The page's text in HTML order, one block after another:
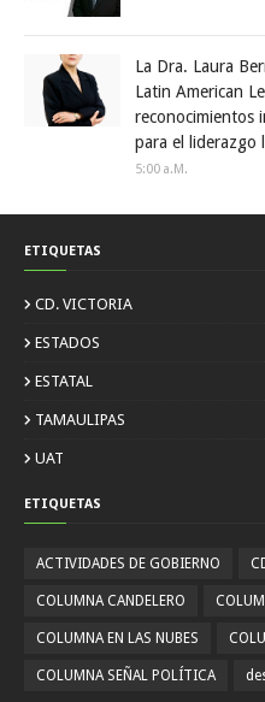
La Dra. Laura
Latin American
reconocimientos
para el liderazgo
5:00 A.m.
ETIQUETAS
CD. VICTORIA
ESTADOS
ESTATAL
TAMAULIPAS
UAT
ETIQUETAS
ACTIVIDADES DE GOBIERNO
COLUMNA CANDELERO
COLUMNA EN LAS NUBES
COLUMNA SEÑAL POLÍTICA